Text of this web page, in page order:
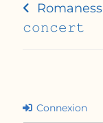
𝚌𝚘𝚗𝚌𝚎𝚛𝚝
Connexion